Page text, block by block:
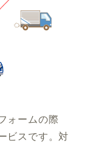
ォームの際
ビスです。対